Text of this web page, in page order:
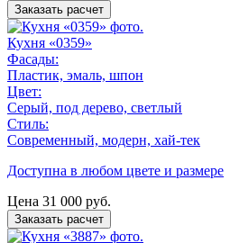
Заказать расчет
Кухня «0359»
Фасады:
Пластик, эмаль, шпон
Цвет:
Серый, под дерево, светлый
Стиль:
Современный, модерн, хай-тек
Доступна в любом цвете и размере
Цена 31 000 руб.
Заказать расчет